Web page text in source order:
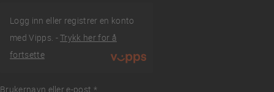
Logg inn eller registrer en konto
med Vipps. -Trykk her for å
fortsette
Brukernavn eller e-post *
Påkrevd